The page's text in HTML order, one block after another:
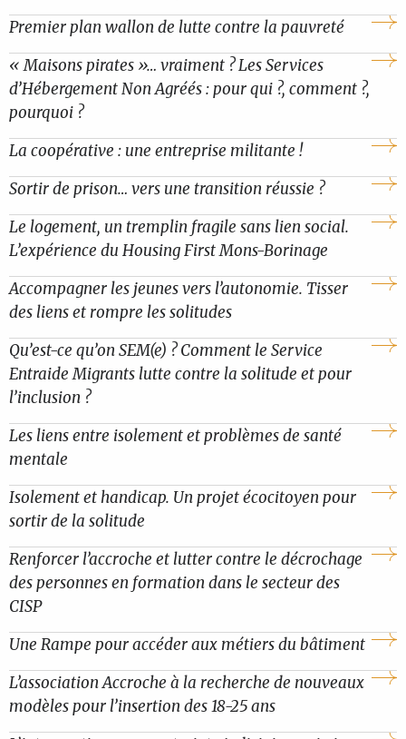
Premier plan wallon de lutte contre la pauvreté
« Maisons pirates »… vraiment ? Les Services
d’Hébergement Non Agréés : pour qui ?, comment ?,
pourquoi ?
La coopérative : une entreprise militante !
Sortir de prison… vers une transition réussie ?
Le logement, un tremplin fragile sans lien social.
L’expérience du Housing First Mons-Borinage
Accompagner les jeunes vers l’autonomie. Tisser
des liens et rompre les solitudes
Qu’est-ce qu’on SEM(e) ? Comment le Service
Entraide Migrants lutte contre la solitude et pour
l’inclusion ?
Les liens entre isolement et problèmes de santé
mentale
Isolement et handicap. Un projet écocitoyen pour
sortir de la solitude
Renforcer l’accroche et lutter contre le décrochage
des personnes en formation dans le secteur des
CISP
Une Rampe pour accéder aux métiers du bâtiment
L’association Accroche à la recherche de nouveaux
modèles pour l’insertion des 18-25 ans